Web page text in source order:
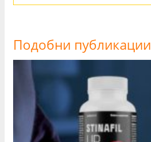
Подобни публикации